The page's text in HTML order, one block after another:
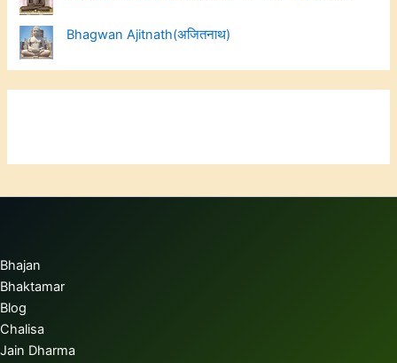
Bhagwan Ajitnath(अजितनाथ)
Bhajan
Bhaktamar
Blog
Chalisa
Jain Dharma